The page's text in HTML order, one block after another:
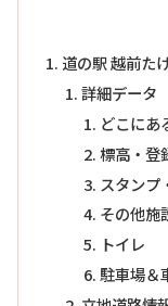
道の駅 越前た
詳細データ
どこにあ
標高・登
スタンプ
その他施
トイレ
駐車場＆